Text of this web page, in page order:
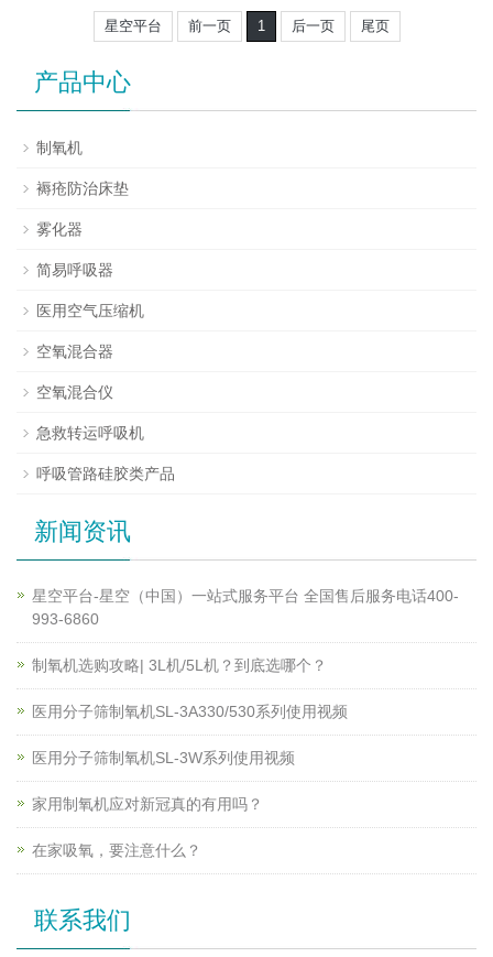
星空平台 前一页 1 后一页 尾页
产品中心
制氧机
褥疮防治床垫
雾化器
简易呼吸器
医用空气压缩机
空氧混合器
空氧混合仪
急救转运呼吸机
呼吸管路硅胶类产品
新闻资讯
星空平台-星空（中国）一站式服务平台 全国售后服务电话400-
993-6860
制氧机选购攻略| 3L机/5L机？到底选哪个？
医用分子筛制氧机SL-3A330/530系列使用视频
医用分子筛制氧机SL-3W系列使用视频
家用制氧机应对新冠真的有用吗？
在家吸氧，要注意什么？
联系我们